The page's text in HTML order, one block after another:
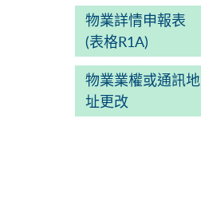
物業詳情申報表
(表格R1A)
物業業權或通訊地
址更改